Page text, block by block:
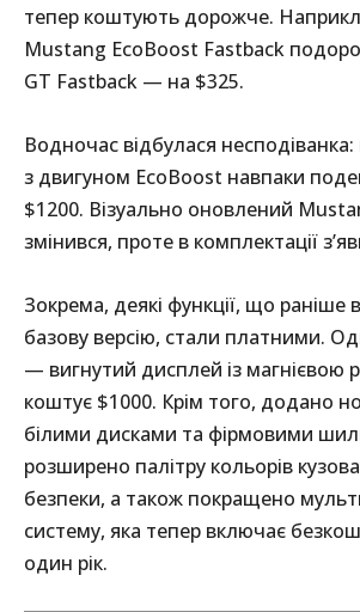
тепер коштують дорожче.
Mustang EcoBoost Fastback
GT Fastback — на $325.
Водночас відбулася несподіванка:
з двигуном EcoBoost навпаки
$1200. Візуально оновлений
змінився, проте в комплектації
Зокрема, деякі функції, що раніше
базову версію, стали платними.
— вигнутий дисплей із магнієвою
коштує $1000. Крім того, додано
білими дисками та фірмовими
розширено палітру кольорів
безпеки, а також покращено
систему, яка тепер включає
один рік.